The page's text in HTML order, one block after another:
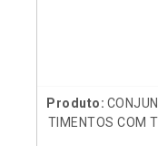
TIMENTOS COM